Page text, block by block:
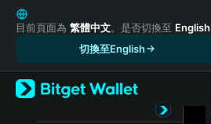
English
日本語
Русский
Español (Latinoamérica)
Türkçe
目前頁面為 繁體中文。是否切換至 English
切換至English